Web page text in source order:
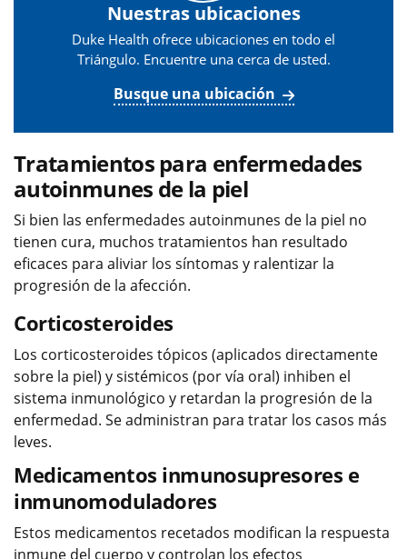
Nuestras ubicaciones
Duke Health ofrece ubicaciones en todo el
Triángulo. Encuentre una cerca de usted.
Busque una ubicación
Tratamientos para enfermedades
autoinmunes de la piel
Si bien las enfermedades autoinmunes de la piel no
tienen cura, muchos tratamientos han resultado
eficaces para aliviar los síntomas y ralentizar la
progresión de la afección.
Corticosteroides
Los corticosteroides tópicos (aplicados directamente
sobre la piel) y sistémicos (por vía oral) inhiben el
sistema inmunológico y retardan la progresión de la
enfermedad. Se administran para tratar los casos más
leves.
Medicamentos inmunosupresores e
inmunomoduladores
Estos medicamentos recetados modifican la respuesta
inmune del cuerpo y controlan los efectos